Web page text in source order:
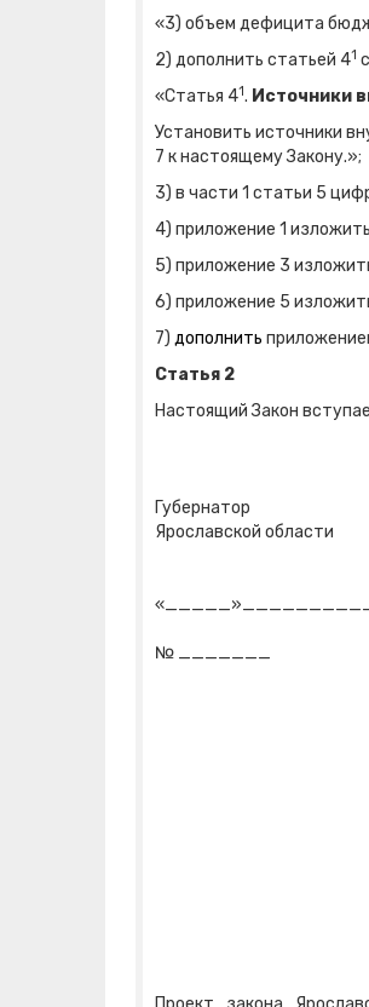
«3) объем дефицита
2) дополнить статьей 41
«Статья 41. Источники
Установить источники
7 к настоящему Закону.»;
3) в части 1 статьи 5
4) приложение 1
5) приложение 3
6) приложение 5
7) дополнить
Статья 2
Настоящий Закон
Губернатор
№ _______